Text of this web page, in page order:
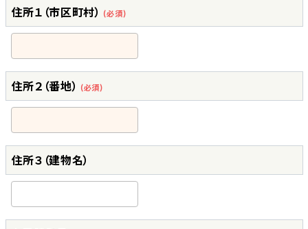
住所１（市区町村） (必須)
住所２（番地） (必須)
住所３（建物名）